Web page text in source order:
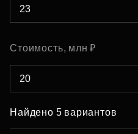
Стоимость, млн ₽
Найдено 5 вариантов